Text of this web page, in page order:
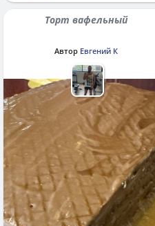
Торт вафельный
Автор Евгений К